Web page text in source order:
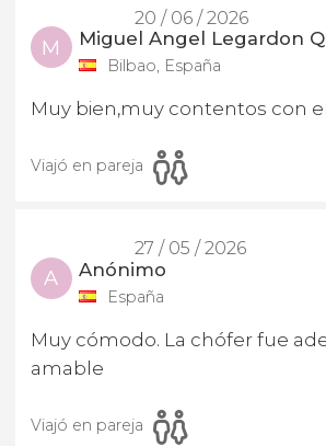
20 / 06 / 2026
M Miguel Angel Legardon
Bilbao, España
Muy bien,muy contentos con
Viajó en pareja
27 / 05 / 2026
A Anónimo
España
Muy cómodo. La chófer fue
amable
Viajó en pareja